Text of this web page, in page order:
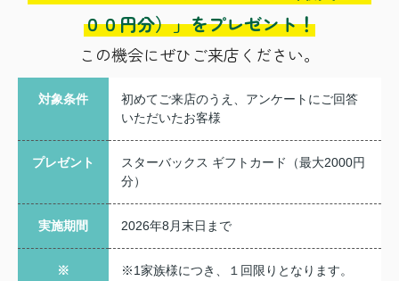
００円分）」をプレゼント！
この機会にぜひご来店ください。
対象条件
初めてご来店のうえ、アンケートにご回答
いただいたお客様
プレゼント
スターバックス ギフトカード（最大2000円
分）
実施期間 2026年8月末日まで
※
※1家族様につき、１回限りとなります。